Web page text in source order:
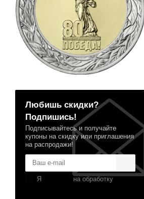
Любишь скидки?
Подпишись!
Подписывайтесь и получайте
купоны на скидку или приглашения
на распродажи!
Я
на обработку